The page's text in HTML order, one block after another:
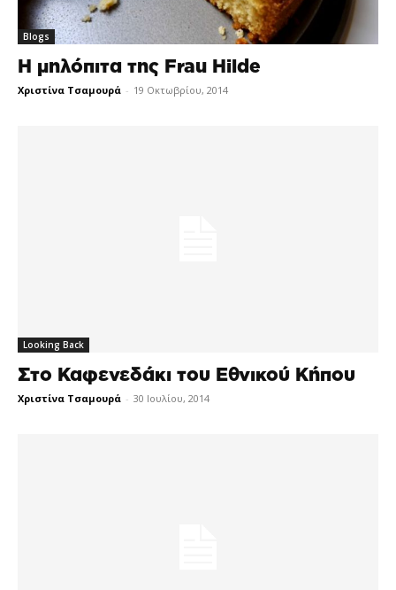
Blogs
Η μηλόπιτα της Frau Hilde
Χριστίνα Τσαμουρά - 19 Οκτωβρίου, 2014
Looking Back
Στο Καφενεδάκι του Εθνικού Κήπου
Χριστίνα Τσαμουρά - 30 Ιουλίου, 2014